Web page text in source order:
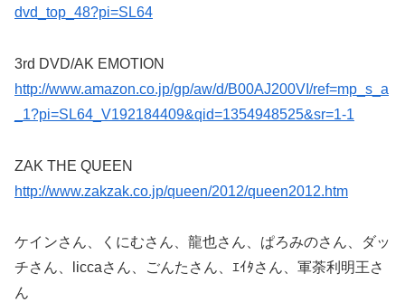
dvd_top_48?pi=SL64
3rd DVD/AK EMOTION
http://www.amazon.co.jp/gp/aw/d/B00AJ200VI/ref=mp_s_a
_1?pi=SL64_V192184409&qid=1354948525&sr=1-1
ZAK THE QUEEN
http://www.zakzak.co.jp/queen/2012/queen2012.htm
ケインさん、くにむさん、龍也さん、ぱろみのさん、ダッ
チさん、liccaさん、ごんたさん、ｴｲﾀさん、軍荼利明王さ
ん